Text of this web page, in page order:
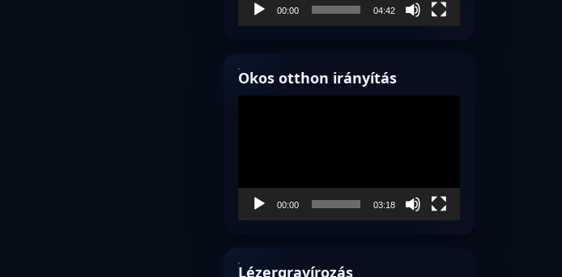
00:00 04:42
Okos otthon irányítás
00:00 03:18
Lézergravírozás